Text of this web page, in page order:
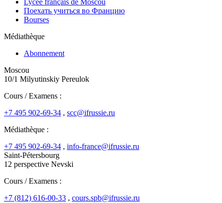
Lycée français de Moscou
Поехать учиться во Францию
Bourses
Médiathèque
Abonnement
Moscou
10/1 Milyutinskiy Pereulok
Cours / Examens :
+7 495 902-69-34 , scc@ifrussie.ru
Médiathèque :
+7 495 902-69-34 , info-france@ifrussie.ru
Saint-Pétersbourg
12 perspective Nevski
Cours / Examens :
+7 (812) 616-00-33 , cours.spb@ifrussie.ru